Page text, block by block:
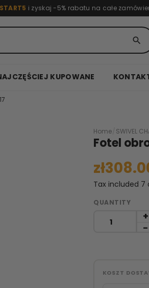
START5 i zyskaj -5% rabatu na całe
search
KUPOWANE
Home SWIVEL
Fotel
Tax included 7
QUANTITY
KOSZT